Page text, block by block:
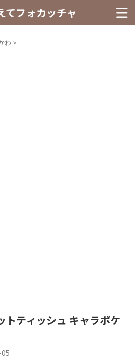
てフォカッチャ
わ >
トティッシュ キャラポケ